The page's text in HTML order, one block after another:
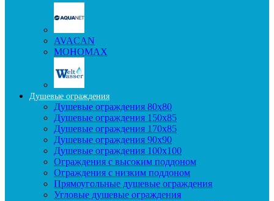
AVACAN
МОНОМАХ
Душевые ограждения
Душевые ограждения 80x80
Душевые ограждения 150x85
Душевые ограждения 170x85
Душевые ограждения 90x90
Душевые ограждения 100x100
Ограждения с высоким поддоном
Ограждения с низким поддоном
Прямоугольные душевые ограждения
Угловые душевые ограждения